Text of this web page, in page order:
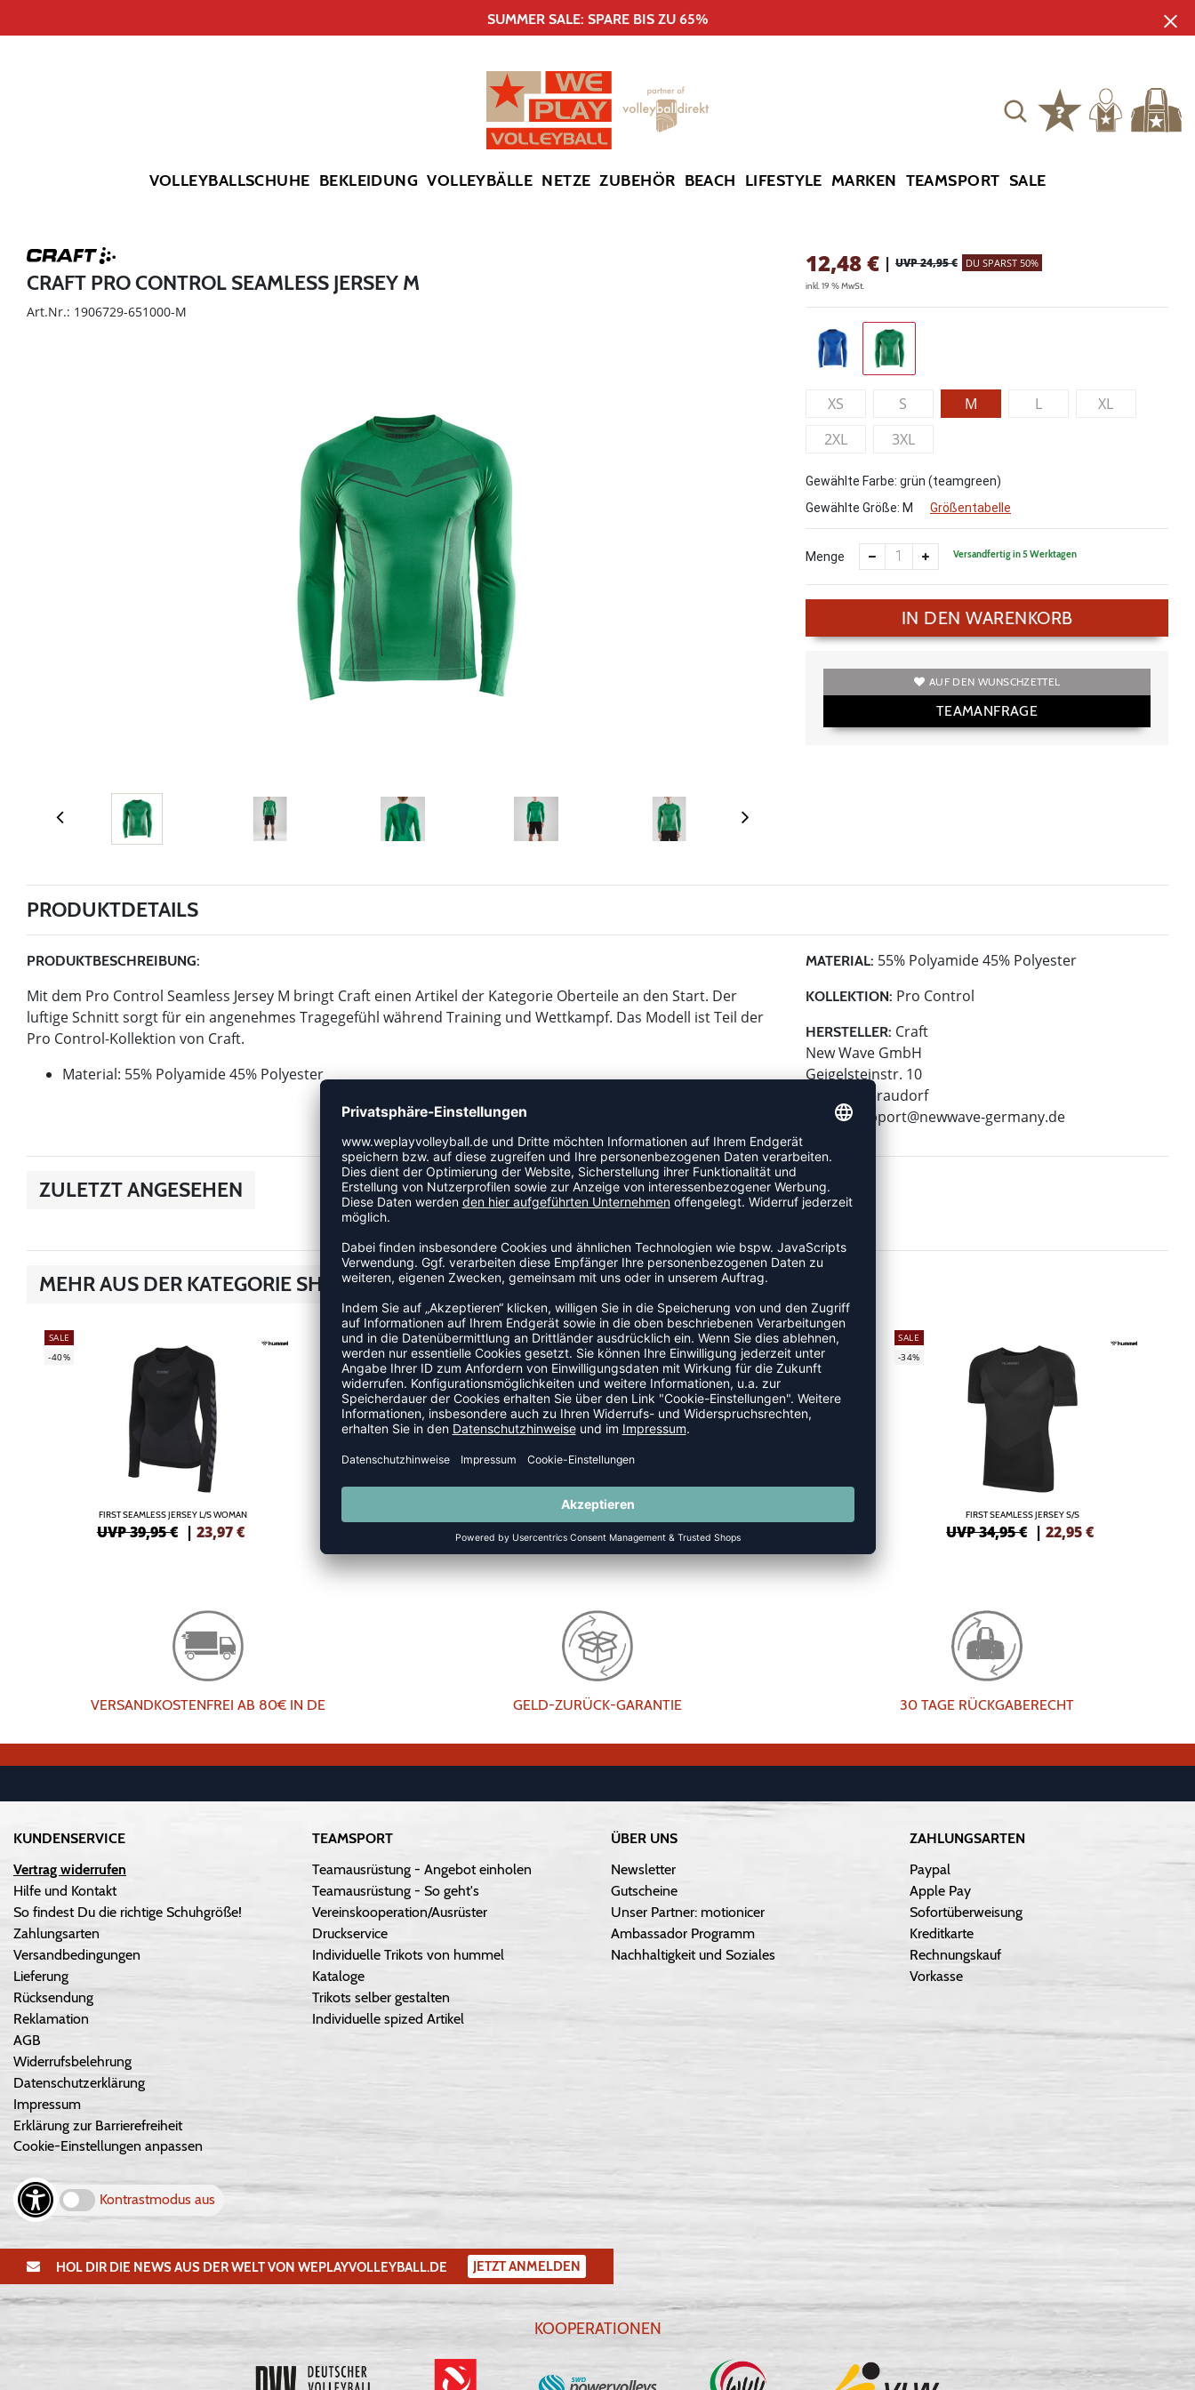
SUMMER SALE: SPARE BIS ZU 65%
VOLLEYBALLSCHUHE BEKLEIDUNG VOLLEYBÄLLE NETZE ZUBEHÖR BEACH LIFESTYLE MARKEN TEAMSPORT SALE
CRAFT PRO CONTROL SEAMLESS JERSEY M
Art.Nr.: 1906729-651000-M
12,48€ | UVP 24,95 € DU SPARST 50%
inkl. 19 % MwSt.
XS S M L
XL
2XL
3XL
Gewählte Farbe: grün (teamgreen)
Gewählte Größe: M Größentabelle
Menge Versandfertig in 5 Werktagen
IN DEN WARENKORB
AUF DEN WUNSCHZETTEL
TEAMANFRAGE
PRODUKTDETAILS
PRODUKTBESCHREIBUNG:
Mit dem Pro Control Seamless Jersey M bringt Craft einen Artikel der Kategorie Oberteile an den Start. Der
luftige Schnitt sorgt für ein angenehmes Tragegefühl während Training und Wettkampf. Das Modell ist Teil der
Pro Control-Kollektion von Craft.
Material: 55% Polyamide 45% Polyester
MATERIAL: 55% Polyamide 45% Polyester
KOLLEKTION: Pro Control
HERSTELLER: Craft
New Wave GmbH
Geigelsteinstr. 10
83080 Oberaudorf
E-Mail: support@newwave-germany.de
ZULETZT ANGESEHEN
MEHR AUS DER KATEGORIE SHIRTS
SALE
-40%
FIRST SEAMLESS JERSEY L/S WOMAN
UVP 39,95 € | 23,97€
SALE
-20%
UVP 29,95 € |23,96 €
SALE
-25%
UVP 25,95 €
SALE
-34%
FIRST SEAMLESS JERSEY S/S
UVP 34,95 € |22,95€
VERSANDKOSTENFREI AB 80€ IN DE GELD-ZURÜCK-GARANTIE 30 TAGE RÜCKGABERECHT
KUNDENSERVICE
Vertrag widerrufen
Hilfe und Kontakt
So findest Du die richtige Schuhgröße!
Zahlungsarten
Versandbedingungen
Lieferung
Rücksendung
Reklamation
AGB
Widerrufsbelehrung
Datenschutzerklärung
Impressum
Erklärung zur Barrierefreiheit
Cookie-Einstellungen anpassen
Kontrastmodus aus
TEAMSPORT
Teamausrüstung - Angebot einholen
Teamausrüstung - So geht's
Vereinskooperation/Ausrüster
Druckservice
Individuelle Trikots von hummel
Kataloge
Trikots selber gestalten
Individuelle spized Artikel
ÜBER UNS
Newsletter
Gutscheine
Unser Partner: motionicer
Ambassador Programm
Nachhaltigkeit und Soziales
ZAHLUNGSARTEN
Paypal
Apple Pay
Sofortüberweisung
Kreditkarte
Rechnungskauf
Vorkasse
HOL DIR DIE NEWS AUS DER WELT VON WEPLAYVOLLEYBALL.DE JETZT ANMELDEN
KOOPERATIONEN